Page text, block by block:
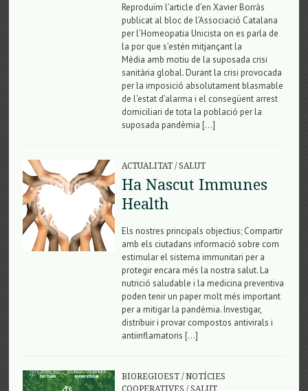
Reproduïm l’article d’en Xavier Borràs
publicat al bloc de l’Associació Catalana
per l’Homeopatia Unicista on es parla de
la por que s’estén mitjançant la
Mèdia amb motiu de la suposada crisi
sanitària global. Durant la crisi provocada
per la imposició absolutament blasmable
de l’estat d’alarma i el consegüent arrest
domiciliari de tota la població per la
suposada pandèmia […]
ACTUALITAT/SALUT
Ha Nascut Immunes
Health
Els nostres principals objectius; Compartir
amb els ciutadans informació sobre com
estimular el sistema immunitari per a
protegir encara més la nostra salut. La
nutrició saludable i la medicina preventiva
poden tenir un paper molt més important
per a mitigar la pandèmia. Investigar,
distribuir i provar compostos antivirals i
antiinflamatoris […]
BIOREGIOEST/NOTÍCIES
COOPERATIVES /SALUT